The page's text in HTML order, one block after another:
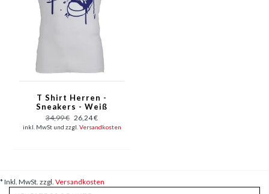
T Shirt Herren -
Sneakers - Weiß
34,99 € 26,24 €
inkl. MwSt und zzgl. Versandkosten
* Inkl. MwSt. zzgl. Versandkosten